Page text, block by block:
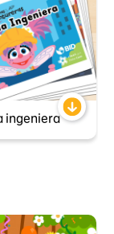
ingeniera